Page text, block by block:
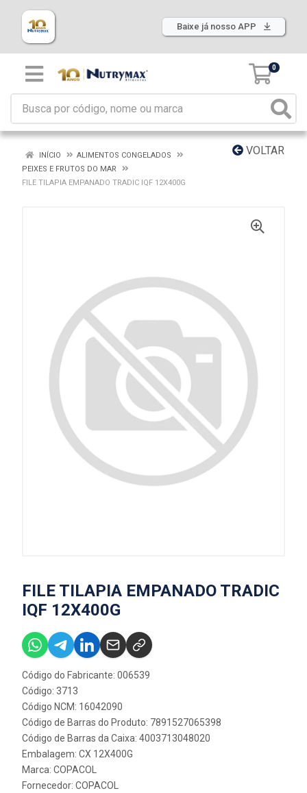
Baixe já nosso APP
0
VOLTAR
INÍCIO
ALIMENTOS CONGELADOS
PEIXES E FRUTOS DO MAR
FILE TILAPIA EMPANADO TRADIC IQF 12X400G
FILE TILAPIA EMPANADO TRADIC
IQF 12X400G
Código do Fabricante: 006539
Código: 3713
Código NCM: 16042090
Código de Barras do Produto: 7891527065398
Código de Barras da Caixa: 4003713048020
Embalagem: CX 12X400G
Marca: COPACOL
Fornecedor: COPACOL